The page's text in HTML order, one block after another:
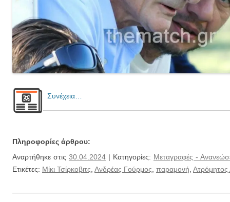
Συνέχεια…
Πληροφορίες άρθρου:
Αναρτήθηκε στις 30.04.2024| Κατηγορίες: Μεταγραφές -
Ετικέτες: Μίκι Τσίρκοβιτς Ανδρέας Γούρμος παραμονή